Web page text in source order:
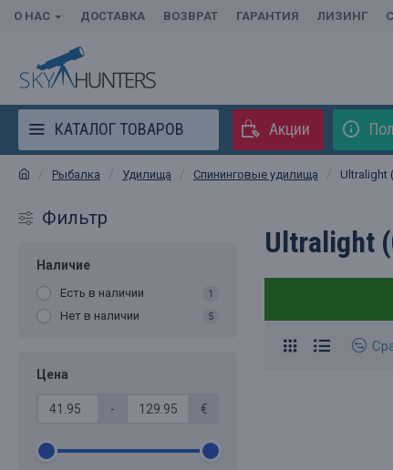
О НАС ДОСТАВКА ВОЗВРАТ ГАРАНТИЯ ЛИЗИНГ
КАТАЛОГ ТОВАРОВ Акции
Рыбалка Удилища Спининговые удилища Ultralight
Фильтр
Наличие
Есть в наличии 1
Нет в наличии 5
Цена
- €
Ultralight